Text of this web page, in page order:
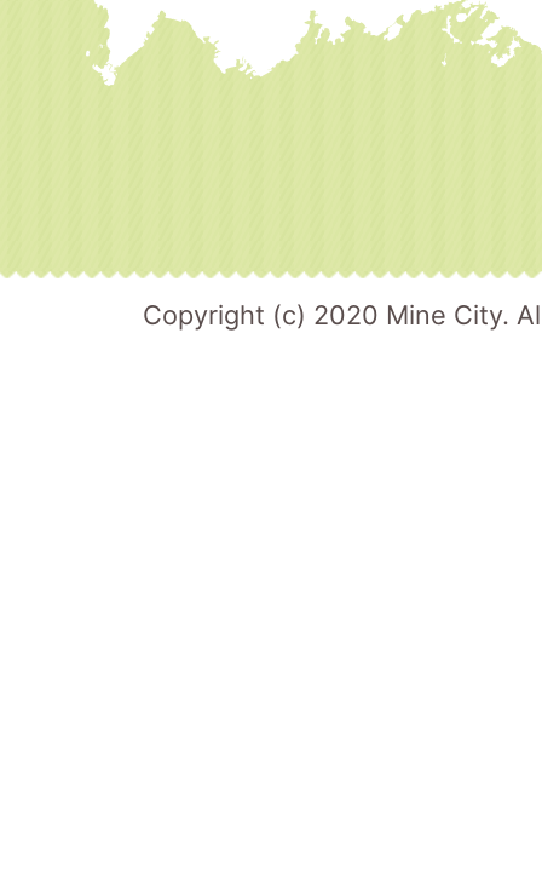
Copyright (c) 2020 Mine City.